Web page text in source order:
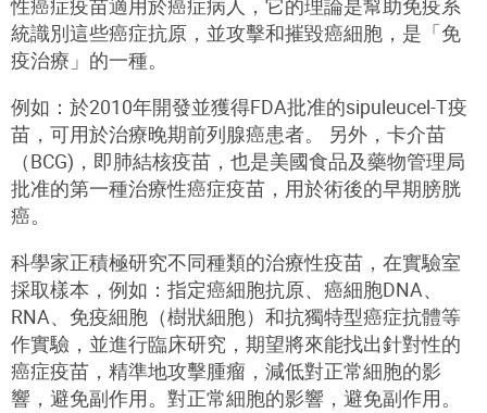
性癌症疫苗適用於癌症病人，它的理論是幫助免疫系
統識別這些癌症抗原，並攻擊和摧毀癌細胞，是「免
疫治療」的一種。
例如：於2010年開發並獲得FDA批准的sipuleucel-T疫
苗，可用於治療晚期前列腺癌患者。 另外，卡介苗
（BCG)，即肺結核疫苗，也是美國食品及藥物管理局
批准的第一種治療性癌症疫苗，用於術後的早期膀胱
癌。
科學家正積極研究不同種類的治療性疫苗，在實驗室
採取樣本，例如：指定癌細胞抗原、癌細胞DNA、
RNA、免疫細胞（樹狀細胞）和抗獨特型癌症抗體等
作實驗，並進行臨床研究，期望將來能找出針對性的
癌症疫苗，精準地攻擊腫瘤，減低對正常細胞的影
響，避免副作用。對正常細胞的影響，避免副作用。